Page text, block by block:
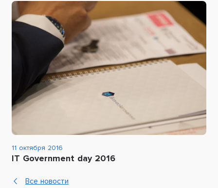
11 октября 2016
IT Government day 2016
Все новости